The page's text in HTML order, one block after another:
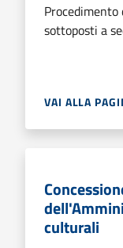
sottoposti a
VAI ALLA
culturali